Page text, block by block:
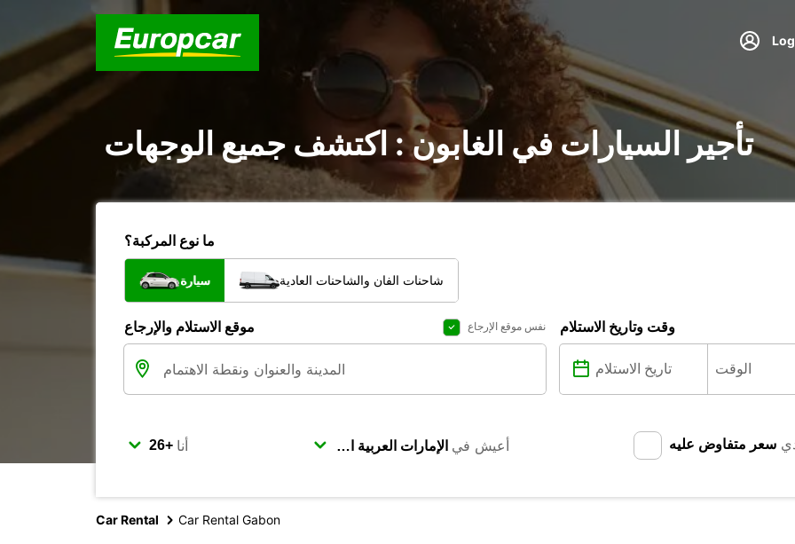
تأجير السيارات في الغابون : اكتشف جميع الوجهات
ما نوع المركبة؟
سيارة شاحنات الفان والشاحنات العادية
موقع الاستلام والإرجاع نفس موقع الإرجاع وقت وتاريخ الاستلام
أنا أعيش في سعر متفاوض عليه
Car Rental Car Rental Gabon